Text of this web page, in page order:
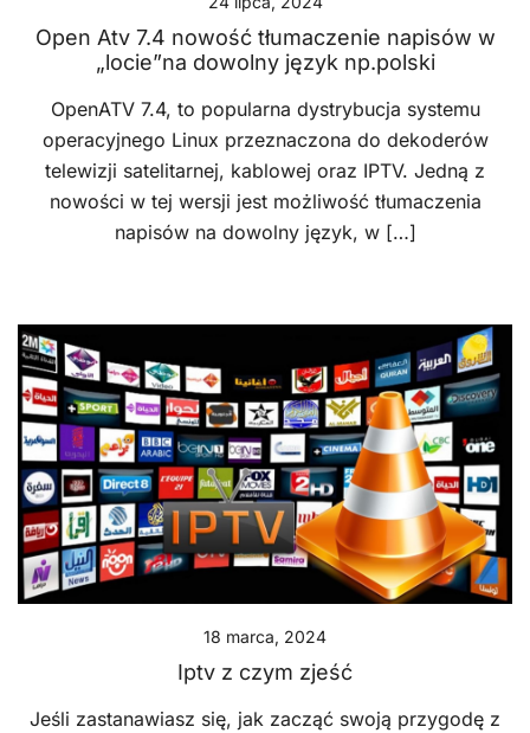
Open Atv 7.4 nowość tłumaczenie napisów w
„locie”na dowolny język np.polski
OpenATV 7.4, to popularna dystrybucja systemu
operacyjnego Linux przeznaczona do dekoderów
telewizji satelitarnej, kablowej oraz IPTV. Jedną z
nowości w tej wersji jest możliwość tłumaczenia
napisów na dowolny język, w […]
18 marca, 2024
Iptv z czym zjeść
Jeśli zastanawiasz się, jak zacząć swoją przygodę z